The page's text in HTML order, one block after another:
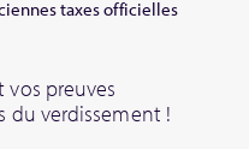
taxes officielles
vos preuves
du verdissement !